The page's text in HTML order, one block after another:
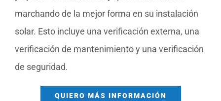
marchando de la mejor forma en su instalación
solar. Esto incluye una verificación externa, una
verificación de mantenimiento y una verificación
de seguridad.
QUIERO MÁS INFORMACIÓN